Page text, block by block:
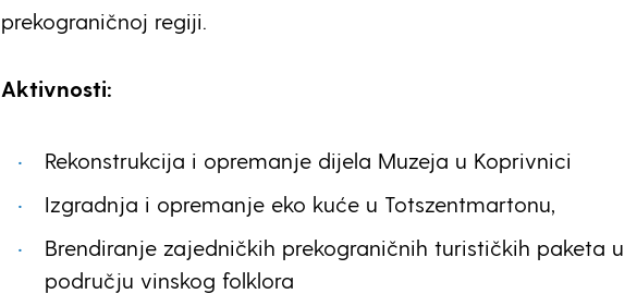
prekograničnoj regiji.
Aktivnosti:
Rekonstrukcija i opremanje dijela Muzeja u Koprivnici
Izgradnja i opremanje eko kuće u Totszentmartonu,
Brendiranje zajedničkih prekograničnih turističkih paketa u
području vinskog folklora